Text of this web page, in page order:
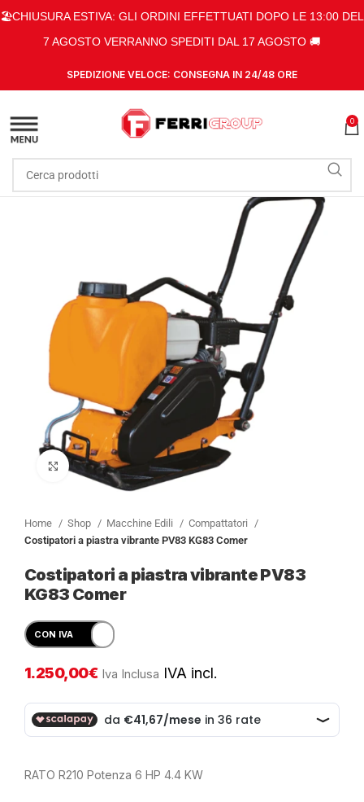
🏖️CHIUSURA ESTIVA: GLI ORDINI EFFETTUATI DOPO LE 13:00 DEL
7 AGOSTO VERRANNO SPEDITI DAL 17 AGOSTO 🚚
SPEDIZIONE VELOCE: CONSEGNA IN 24/48 ORE
0
Clicca per ingrandire
Home Shop Macchine Edili
Compattatori
Costipatori a piastra vibrante PV83 KG83 Comer
Costipatori a piastra vibrante PV83
KG83 Comer
1.250,00€ Iva Inclusa IVA incl.
RATO R210 Potenza 6 HP 4.4 KW